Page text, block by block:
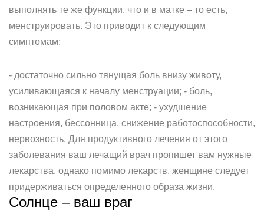
выполнять те же функции, что и в матке – то есть,
менструировать. Это приводит к следующим
симптомам:
- достаточно сильно тянущая боль внизу животу,
усиливающаяся к началу менструации; - боль,
возникающая при половом акте; - ухудшение
настроения, бессонница, снижение работоспособности,
нервозность. Для продуктивного лечения от этого
заболевания ваш лечащий врач пропишет вам нужные
лекарства, однако помимо лекарств, женщине следует
придерживаться определенного образа жизни.
Солнце – ваш враг